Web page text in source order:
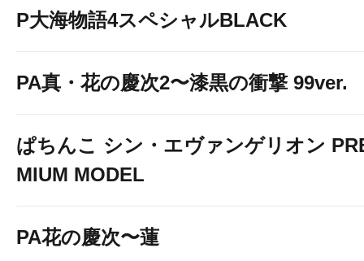
P大海物語4スペシャルBLACK
PA真・花の慶次2〜漆黒の衝撃 99ver.
ぱちんこ シン・エヴァンゲリオン
MIUM MODEL
PA花の慶次〜蓮